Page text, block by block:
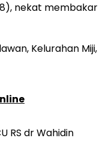
nekat membakar
Kelurahan Miji,
RS dr Wahidin